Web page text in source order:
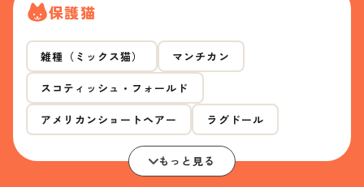
保護猫
雑種（ミックス猫） マンチカン
スコティッシュ・フォールド
アメリカンショートヘアー ラグドール
もっと見る